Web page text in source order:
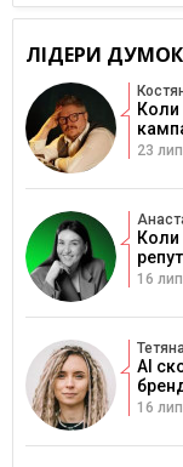
ЛІДЕРИ ДУМОК
Коли
23
Коли
16
AI
16